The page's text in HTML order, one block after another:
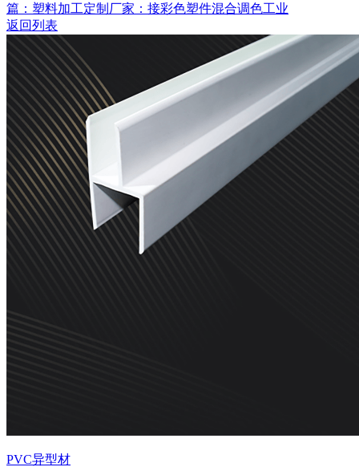
篇：塑料加工定制厂家：接彩色塑件混合调色工业
返回列表
PVC异型材